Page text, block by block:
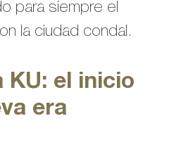
para siempre el
la ciudad condal.
KU: el inicio
era